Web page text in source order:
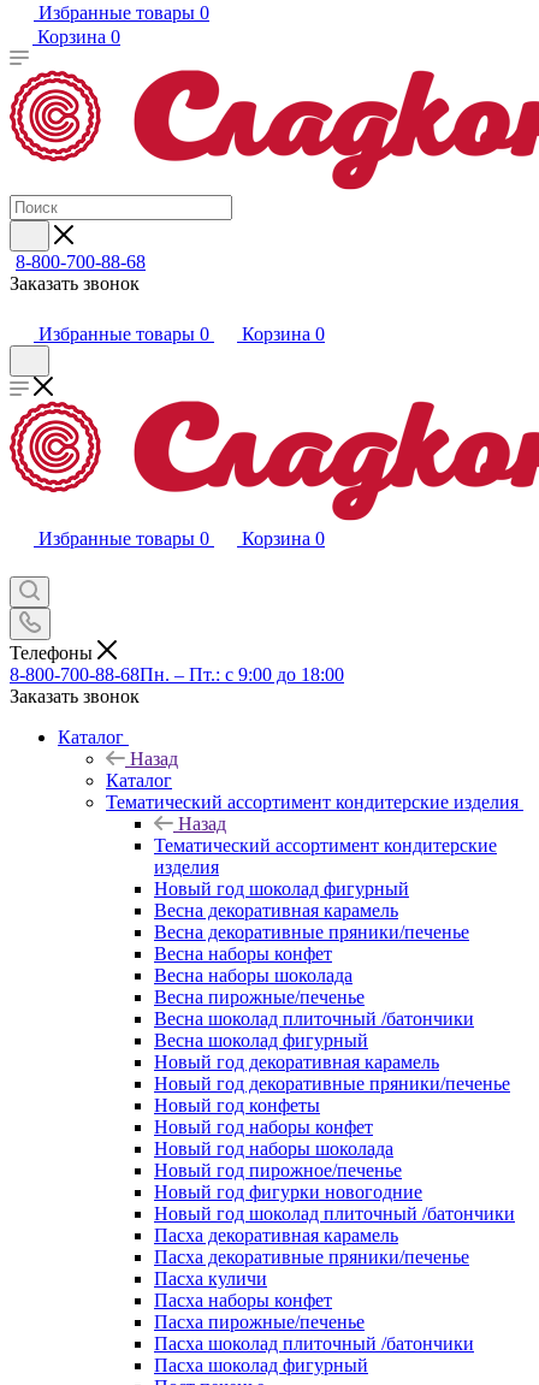
Избранные товары 0
Корзина 0
8-800-700-88-68
Заказать звонок
Избранные товары 0 Корзина 0
Избранные товары 0 Корзина 0
Телефоны
8-800-700-88-68Пн. – Пт.: с 9:00 до 18:00
Заказать звонок
Каталог
Назад
Каталог
Тематический ассортимент кондитерские изделия
Назад
Тематический ассортимент кондитерские
изделия
Новый год шоколад фигурный
Весна декоративная карамель
Весна декоративные пряники/печенье
Весна наборы конфет
Весна наборы шоколада
Весна пирожные/печенье
Весна шоколад плиточный /батончики
Весна шоколад фигурный
Новый год декоративная карамель
Новый год декоративные пряники/печенье
Новый год конфеты
Новый год наборы конфет
Новый год наборы шоколада
Новый год пирожное/печенье
Новый год фигурки новогодние
Новый год шоколад плиточный /батончики
Пасха декоративная карамель
Пасха декоративные пряники/печенье
Пасха куличи
Пасха наборы конфет
Пасха пирожные/печенье
Пасха шоколад плиточный /батончики
Пасха шоколад фигурный